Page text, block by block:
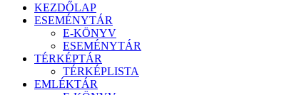
KEZDŐLAP
ESEMÉNYTÁR
E-KÖNYV
ESEMÉNYTÁR
TÉRKÉPTÁR
TÉRKÉPLISTA
EMLÉKTÁR